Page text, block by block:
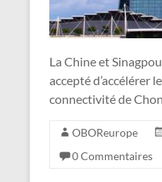
La Chine et
accepté
connectivité de
OBOReurope
0 Commentaires